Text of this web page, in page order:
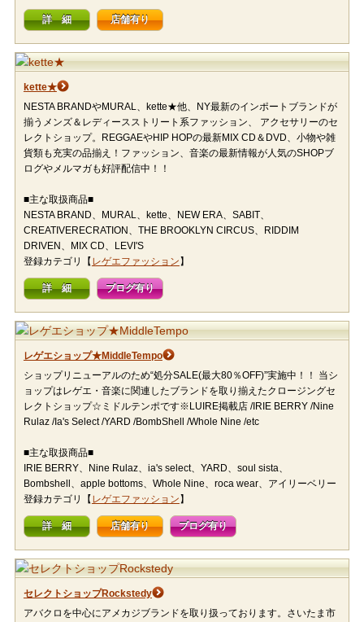
詳 細 店舗有り
kette★
NESTA BRANDやMURAL、kette★他、NY最新のインポートブランドが
揃うメンズ＆レディースストリート系ファッション、 アクセサリーのセ
レクトショップ。REGGAEやHIP HOPの最新MIX CD＆DVD、小物や雑
貨類も充実の品揃え！ファッション、音楽の最新情報が人気のSHOPブ
ログやメルマガも好評配信中！！
■主な取扱商品■
NESTA BRAND、MURAL、kette、NEW ERA、SABIT、
CREATIVERECRATION、THE BROOKLYN CIRCUS、RIDDIM
DRIVEN、MIX CD、LEVI'S
登録カテゴリ【 レゲエファッション 】
詳 細 ブログ有り
レゲエショップ★MiddleTempo
ショップリニューアルのため“処分SALE(最大80％OFF)”実施中！！ 当シ
ョップはレゲエ・音楽に関連したブランドを取り揃えたクロージングセ
レクトショップ☆ミドルテンポです※LUIRE掲載店 /IRIE BERRY /Nine
Rulaz /Ia's Select /YARD /BombShell /Whole Nine /etc
■主な取扱商品■
IRIE BERRY、Nine Rulaz、ia's select、YARD、soul sista、
Bombshell、apple bottoms、Whole Nine、roca wear、アイリーベリー
登録カテゴリ【 レゲエファッション 】
詳 細 店舗有り ブログ有り
セレクトショップRockstedy
アバクロを中心にアメカジブランドを取り扱っております。さいたま市